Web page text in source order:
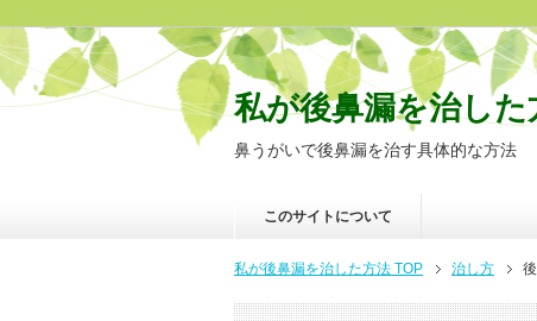
私が後鼻漏を治した
鼻うがいで後鼻漏を治す具体的な方法
このサイトについて
私が後鼻漏を治した方法 TOP 治し方